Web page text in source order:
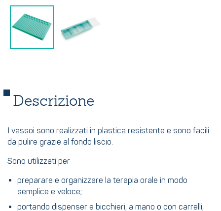
Descrizione
I vassoi sono realizzati in plastica resistente e sono facili
da pulire grazie al fondo liscio.
Sono utilizzati per
preparare e organizzare la terapia orale in modo
semplice e veloce;
portando dispenser e bicchieri, a mano o con carrelli,